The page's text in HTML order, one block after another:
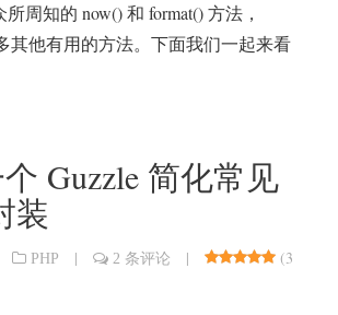
周知的 now() 和 format() 方法，
其他有用的方法。下面我们一起来看
Guzzle 简化常见
装
PHP | 2 条评论 | (3